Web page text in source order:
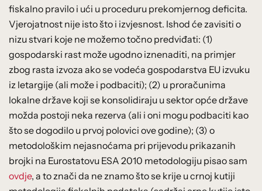
fiskalno pravilo i ući u proceduru prekomjernog deficita.
Vjerojatnost nije isto što i izvjesnost. Ishod će zavisiti o
nizu stvari koje ne možemo točno predviđati: (1)
gospodarski rast može ugodno iznenaditi, na primjer
zbog rasta izvoza ako se vodeća gospodarstva EU izvuku
iz letargije (ali može i podbaciti); (2) u proračunima
lokalne države koji se konsolidiraju u sektor opće države
možda postoji neka rezerva (ali i oni mogu podbaciti kao
što se dogodilo u prvoj polovici ove godine); (3) o
metodološkim nejasnoćama pri prijevodu prikazanih
brojki na Eurostatovu ESA 2010 metodologiju pisao sam
ovdje, a to znači da ne znamo što se krije u crnoj kutiji